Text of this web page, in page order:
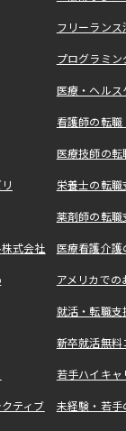
フリーラン
プログラミ
医療・ヘル
看護師の転
医療技師の
栄養士の転
薬剤師の転
式会社 医療看護介
アメリカで
就活・転職
新卒就活無料
若手ハイキ
ティブ 未経験・若手